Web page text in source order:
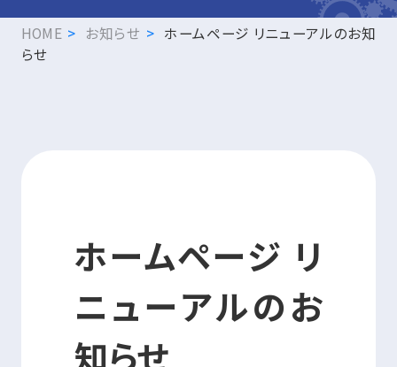
企業情報
お知らせ
HOME お知らせ
ホームページ リニューアルのお知
らせ
ホームページ リ
ニューアルのお
知らせ